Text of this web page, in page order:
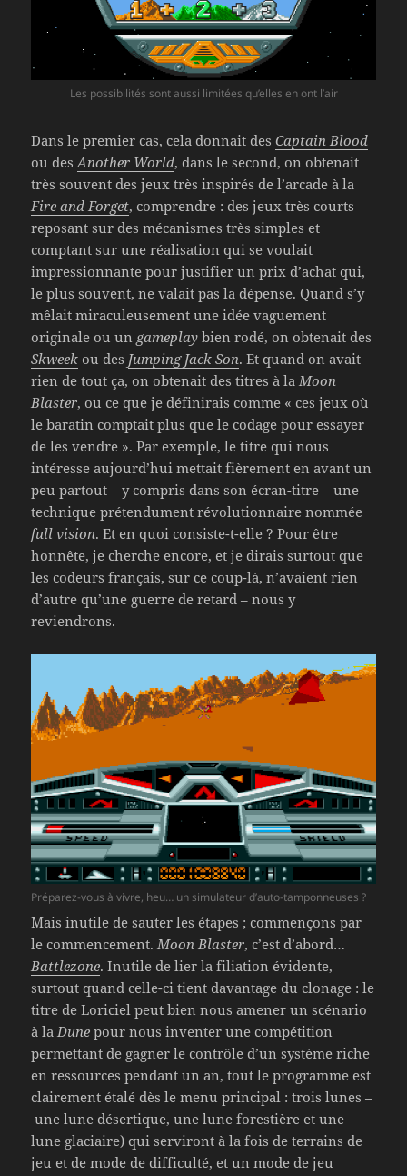
Les possibilités sont aussi limitées qu’elles en ont l’air
Dans le premier cas, cela donnait desCaptain Blood
ou desAnother World, dans le second, on obtenait
très souvent des jeux très inspirés de l’arcade à la
Fire and Forget, comprendre : des jeux très courts
reposant sur des mécanismes très simples et
comptant sur une réalisation qui se voulait
impressionnante pour justifier un prix d’achat qui,
le plus souvent, ne valait pas la dépense. Quand s’y
mêlait miraculeusement une idée vaguement
originale ou un gameplay bien rodé, on obtenait des
Skweek ou des Jumping Jack Son. Et quand on avait
rien de tout ça, on obtenait des titres à la Moon
Blaster, ou ce que je définirais comme « ces jeux où
le baratin comptait plus que le codage pour essayer
de les vendre ». Par exemple, le titre qui nous
intéresse aujourd’hui mettait fièrement en avant un
peu partout – y compris dans son écran-titre – une
technique prétendument révolutionnaire nommée
full vision. Et en quoi consiste-t-elle ? Pour être
honnête, je cherche encore, et je dirais surtout que
les codeurs français, sur ce coup-là, n’avaient rien
d’autre qu’une guerre de retard – nous y
reviendrons.
Préparez-vous à vivre, heu… un simulateur d’auto-tamponneuses ?
Mais inutile de sauter les étapes ; commençons par
le commencement. Moon Blaster, c’est d’abord…
Battlezone. Inutile de lier la filiation évidente,
surtout quand celle-ci tient davantage du clonage : le
titre de Loriciel peut bien nous amener un scénario
à la Dune pour nous inventer une compétition
permettant de gagner le contrôle d’un système riche
en ressources pendant un an, tout le programme est
clairement étalé dès le menu principal : trois lunes –
une lune désertique, une lune forestière et une
lune glaciaire) qui serviront à la fois de terrains de
jeu et de mode de difficulté, et un mode de jeu